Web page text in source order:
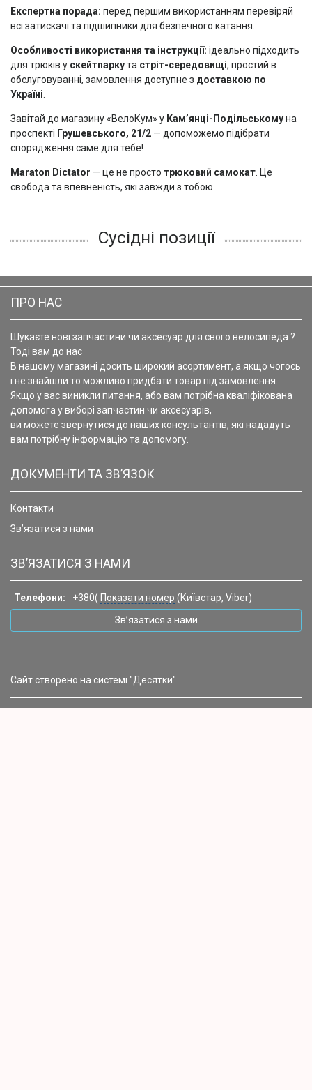
Експертна порада: перед першим використанням перевіряй
всі затискачі та підшипники для безпечного катання.
Особливості використання та інструкції: ідеально підходить
для трюків у скейтпаркута стріт-середовищі, простий в
обслуговуванні, замовлення доступне з доставкою по
Україні
Завітай до магазину «ВелоКум» у Кам’янці-Подільськомуна
проспекті Грушевського, 21/2 — допоможемо підібрати
спорядження саме для тебе!
Maraton Dictator — це не просто трюковий самокат . Це
свобода та впевненість, які завжди з тобою.
Сусідні позиції
ПРО НАС
Шукаєте нові запчастини чи аксесуар для свого велосипеда ?
Тоді вам до нас
В нашому магазині досить широкий асортимент, а якщо чогось
і не знайшли то можливо придбати товар під замовлення.
Якщо у вас виникли питання, або вам потрібна кваліфікована
допомога у виборі запчастин чи аксесуарів,
ви можете звернутися до наших консультантів, які нададуть
вам потрібну інформацію та допомогу.
ДОКУМЕНТИ ТА ЗВ’ЯЗОК
Контакти
Зв’язатися з нами
ЗВ’ЯЗАТИСЯ З НАМИ
Телефони: +380( Показати номер (Київстар, Viber)
Зв’язатися з нами
Сайт створено на системі "Десятки"